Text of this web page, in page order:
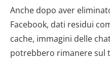
Anche dopo aver
Facebook, dati residui
cache, immagini delle
potrebbero rimanere sul